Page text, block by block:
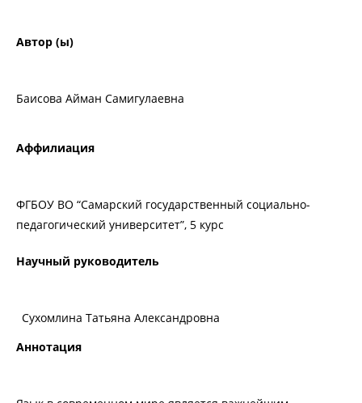
Автор (ы)
Баисова Айман Самигулаевна
Аффилиация
ФГБОУ ВО “Самарский государственный социально-
педагогический университет”, 5 курс
Научный руководитель
Сухомлина Татьяна Александровна
Аннотация